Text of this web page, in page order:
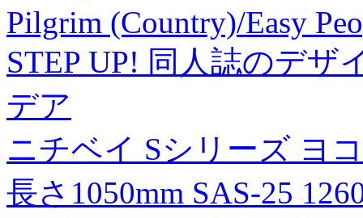
Pilgrim (Country)/Easy
STEP UP! 同人誌のデ
デア
ニチベイ Sシリーズ ヨ
長さ1050mm SAS-25